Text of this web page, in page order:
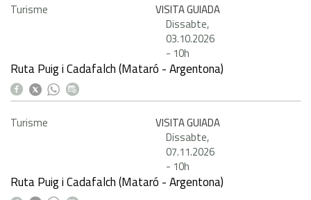
Turisme
VISITA GUIADA
Dissabte,
03.10.2026
- 10h
Ruta Puig i Cadafalch (Mataró - Argentona)
Turisme
VISITA GUIADA
Dissabte,
07.11.2026
- 10h
Ruta Puig i Cadafalch (Mataró - Argentona)